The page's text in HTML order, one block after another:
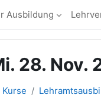
Ausbildung
28. Nov.
Kurse